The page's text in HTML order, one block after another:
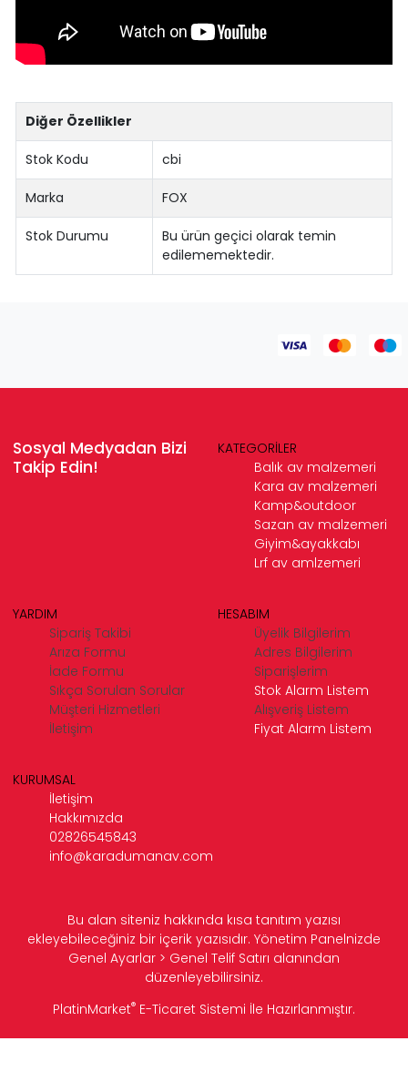
Diğer Özellikler
Stok Kodu cbi
Marka FOX
Stok Durumu
Bu ürün geçici olarak temin
edilememektedir.
Sosyal Medyadan Bizi
Takip Edin!
KATEGORİLER
Balık av malzemeri
Kara av malzemeri
Kamp&outdoor
Sazan av malzemeri
Giyim&ayakkabı
Lrf av amlzemeri
YARDIM
Sipariş Takibi
Arıza Formu
İade Formu
Sıkça Sorulan Sorular
Müşteri Hizmetleri
İletişim
HESABIM
Üyelik Bilgilerim
Adres Bilgilerim
Siparişlerim
Stok Alarm Listem
Alışveriş Listem
Fiyat Alarm Listem
KURUMSAL
İletişim
Hakkımızda
02826545843
info@karadumanav.com
Bu alan siteniz hakkında kısa tanıtım yazısı
ekleyebileceğiniz bir içerik yazısıdır. Yönetim Panelnizde
Genel Ayarlar > Genel Telif Satırı alanından
düzenleyebilirsiniz.
PlatinMarket® E-Ticaret Sistemi İle Hazırlanmıştır.